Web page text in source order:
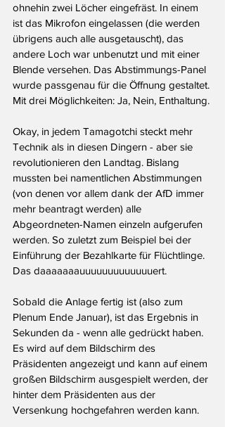
ohnehin zwei Löcher eingefräst. In einem
ist das Mikrofon eingelassen (die werden
übrigens auch alle ausgetauscht), das
andere Loch war unbenutzt und mit einer
Blende versehen. Das Abstimmungs-Panel
wurde passgenau für die Öffnung gestaltet.
Mit drei Möglichkeiten: Ja, Nein, Enthaltung.
Okay, in jedem Tamagotchi steckt mehr
Technik als in diesen Dingern - aber sie
revolutionieren den Landtag. Bislang
mussten bei namentlichen Abstimmungen
(von denen vor allem dank der AfD immer
mehr beantragt werden) alle
Abgeordneten-Namen einzeln aufgerufen
werden. So zuletzt zum Beispiel bei der
Einführung der Bezahlkarte für Flüchtlinge.
Das daaaaaaauuuuuuuuuuuuuert.
Sobald die Anlage fertig ist (also zum
Plenum Ende Januar), ist das Ergebnis in
Sekunden da - wenn alle gedrückt haben.
Es wird auf dem Bildschirm des
Präsidenten angezeigt und kann auf einem
großen Bildschirm ausgespielt werden, der
hinter dem Präsidenten aus der
Versenkung hochgefahren werden kann.